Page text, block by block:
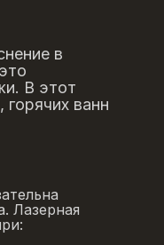
в
В этот
горячих ванн
Лазерная